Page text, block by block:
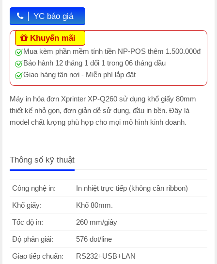
YC báo giá
Khuyến mãi
Mua kèm phần mềm tính tiền NP-POS thêm 1.500.000đ
Bảo hành 12 tháng 1 đổi 1 trong 06 tháng đầu
Giao hàng tận nơi - Miễn phí lắp đặt
Máy in hóa đơn Xprinter XP-Q260 sử dụng khổ giấy 80mm
thiết kế nhỏ gọn, đơn giản dễ sử dụng, đầu in bền. Đây là
model chất lượng phù hợp cho mọi mô hình kinh doanh.
Thông số kỹ thuật
Công nghệ in: In nhiệt trực tiếp (không cần ribbon)
Khổ giấy: Khổ 80mm.
Tốc độ in: 260 mm/giây
Độ phân giải: 576 dot/line
Giao tiếp chuẩn: RS232+USB+LAN